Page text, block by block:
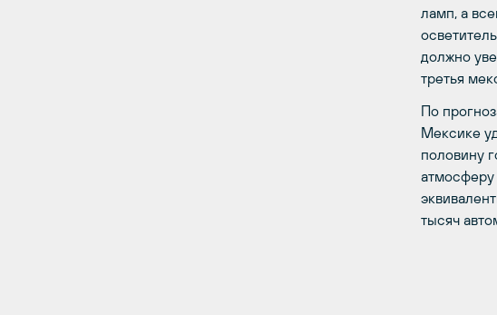
ламп, а
должно
третья
По
Мексике
половину
атмосферу
тысяч